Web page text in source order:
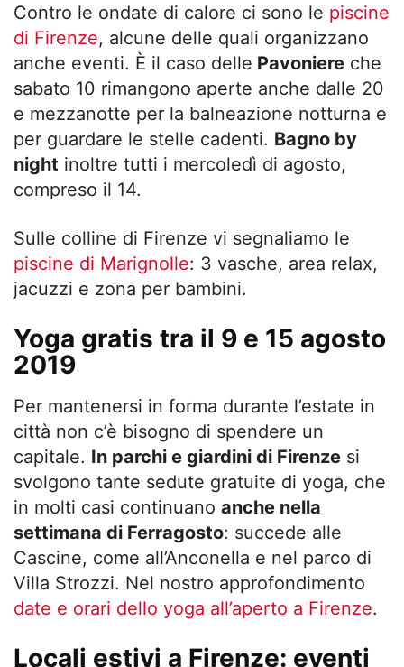
Contro le ondate di calore ci sono le piscine
di Firenze, alcune delle quali organizzano
anche eventi. È il caso delle Pavoniere che
sabato 10 rimangono aperte anche dalle 20
e mezzanotte per la balneazione notturna e
per guardare le stelle cadenti. Bagno by
night inoltre tutti i mercoledì di agosto,
compreso il 14.
Sulle colline di Firenze vi segnaliamo le
piscine di Marignolle: 3 vasche, area relax,
jacuzzi e zona per bambini.
Yoga gratis tra il 9 e 15 agosto
2019
Per mantenersi in forma durante l’estate in
città non c’è bisogno di spendere un
capitale. In parchi e giardini di Firenze si
svolgono tante sedute gratuite di yoga, che
in molti casi continuano anche nella
settimana di Ferragosto: succede alle
Cascine, come all’Anconella e nel parco di
Villa Strozzi. Nel nostro approfondimento
date e orari dello yoga all’aperto a Firenze.
Locali estivi a Firenze: eventi